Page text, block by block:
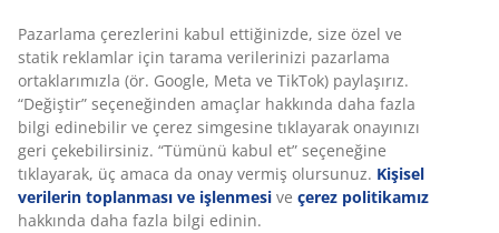
Pazarlama çerezlerini kabul ettiğinizde, size özel ve
statik reklamlar için tarama verilerinizi pazarlama
ortaklarımızla (ör. Google, Meta ve TikTok) paylaşırız.
“Değiştir” seçeneğinden amaçlar hakkında daha fazla
bilgi edinebilir ve çerez simgesine tıklayarak onayınızı
geri çekebilirsiniz. “Tümünü kabul et” seçeneğine
tıklayarak, üç amaca da onay vermiş olursunuz. Kişisel
verilerin toplanması ve işlenmesi ve çerez politikamız
hakkında daha fazla bilgi edinin.